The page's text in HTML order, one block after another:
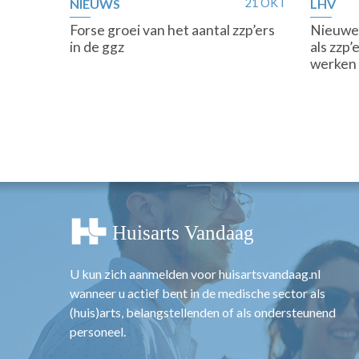
NIEUWS 21 OKT
Forse groei van het aantal zzp’ers
in de ggz
LHV
als
werken
U kun zich aanmelden voor huisartsvandaag.nl
wanneer u actief bent in de medische sector als
(huis)arts, belangstellenden of als ondersteunend
personeel.